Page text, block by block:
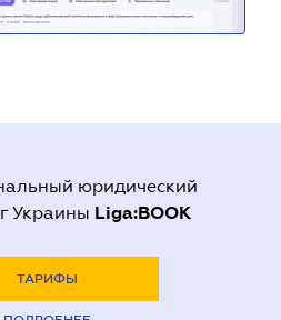
юридический
Украины Liga:BOOK
ТАРИФЫ